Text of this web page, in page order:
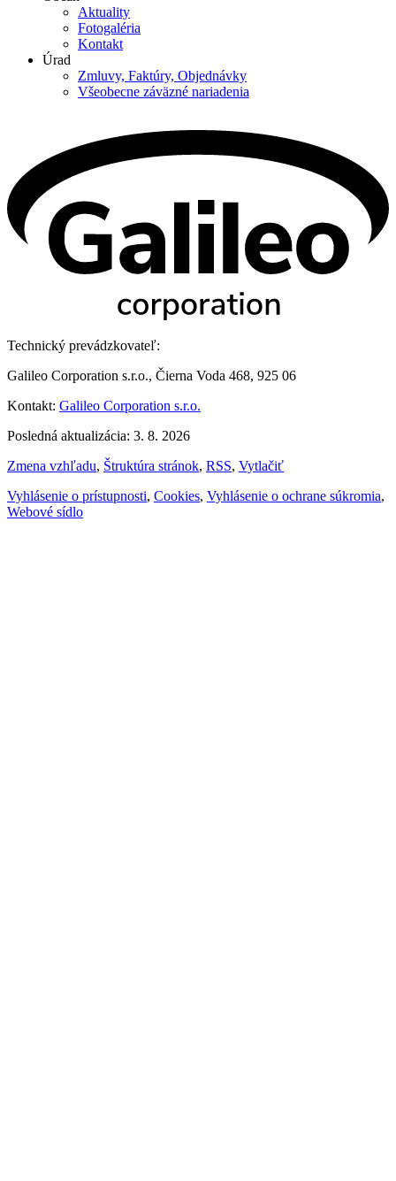
Aktuality
Fotogaléria
Kontakt
Úrad
Zmluvy, Faktúry, Objednávky
Všeobecne záväzné nariadenia
Technický prevádzkovateľ:
Galileo Corporation s.r.o., Čierna Voda 468, 925 06
Kontakt: Galileo Corporation s.r.o.
Posledná aktualizácia: 3. 8. 2026
Zmena vzhľadu, Štruktúra stránok, RSS, Vytlačiť
Vyhlásenie o prístupnosti, Cookies, Vyhlásenie o ochrane súkromia,
Webové sídlo